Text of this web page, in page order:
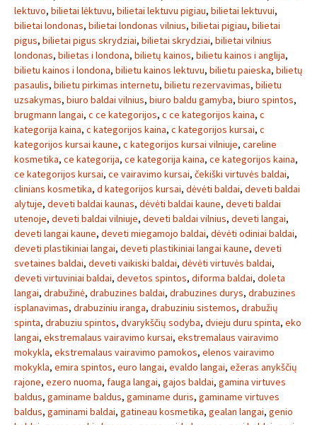
lektuvo, bilietai lėktuvu, bilietai lektuvu pigiau, bilietai lektuvui,
bilietai londonas, bilietai londonas vilnius, bilietai pigiau, bilietai
pigus, bilietai pigus skrydziai, bilietai skrydziai, bilietai vilnius
londonas, bilietas i londona, bilietų kainos, bilietu kainos i anglija,
bilietu kainos i londona, bilietu kainos lektuvu, bilietu paieska, bilietų
pasaulis, bilietu pirkimas internetu, bilietu rezervavimas, bilietu
uzsakymas, biuro baldai vilnius, biuro baldu gamyba, biuro spintos,
brugmann langai, c ce kategorijos, c ce kategorijos kaina, c
kategorija kaina, c kategorijos kaina, c kategorijos kursai, c
kategorijos kursai kaune, c kategorijos kursai vilniuje, careline
kosmetika, ce kategorija, ce kategorija kaina, ce kategorijos kaina,
ce kategorijos kursai, ce vairavimo kursai, čekiški virtuvės baldai,
clinians kosmetika, d kategorijos kursai, dėvėti baldai, deveti baldai
alytuje, deveti baldai kaunas, dėvėti baldai kaune, deveti baldai
utenoje, deveti baldai vilniuje, deveti baldai vilnius, deveti langai,
deveti langai kaune, deveti miegamojo baldai, dėvėti odiniai baldai,
deveti plastikiniai langai, deveti plastikiniai langai kaune, deveti
svetaines baldai, deveti vaikiski baldai, dėvėti virtuvės baldai,
deveti virtuviniai baldai, devetos spintos, diforma baldai, doleta
langai, drabužinė, drabuzines baldai, drabuzines durys, drabuzines
isplanavimas, drabuziniu iranga, drabuziniu sistemos, drabužių
spinta, drabuziu spintos, dvarykščių sodyba, dvieju duru spinta, eko
langai, ekstremalaus vairavimo kursai, ekstremalaus vairavimo
mokykla, ekstremalaus vairavimo pamokos, elenos vairavimo
mokykla, emira spintos, euro langai, evaldo langai, ežeras anykščių
rajone, ezero nuoma, fauga langai, gajos baldai, gamina virtuves
baldus, gaminame baldus, gaminame duris, gaminame virtuves
baldus, gaminami baldai, gatineau kosmetika, gealan langai, genio